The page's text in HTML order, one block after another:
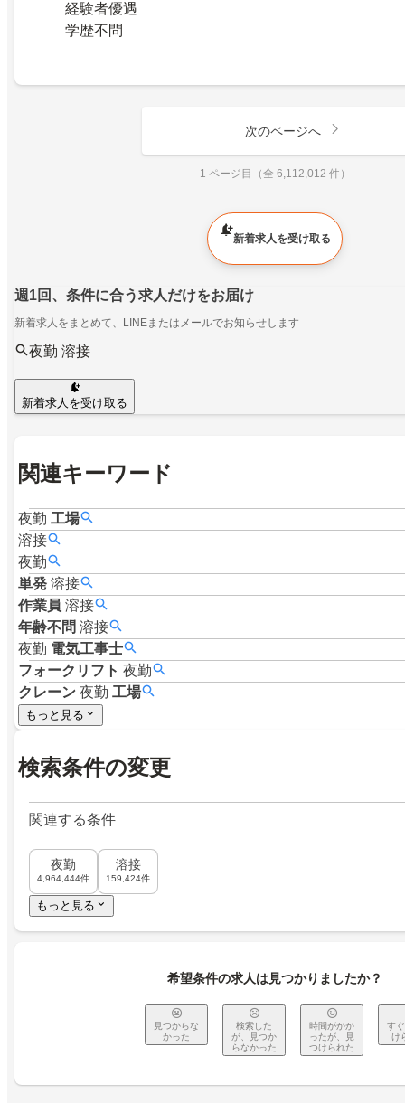
経験者優遇
学歴不問
次のページへ
1 ページ目（全 6,112,012 件）
新着求人を受け取る
週1回、条件に合う求人だけをお届け
新着求人をまとめて、LINEまたはメールでお知らせします
夜勤 溶接
新着求人を受け取る
関連キーワード
夜勤 工場
溶接
夜勤
単発 溶接
作業員 溶接
年齢不問 溶接
夜勤 電気工事士
フォークリフト 夜勤
クレーン 夜勤 工場
もっと見る
検索条件の変更
関連する条件
夜勤
4,964,444件
溶接
159,424件
もっと見る
希望条件の求人は見つかりましたか？
見つからな
かった
検索した
が、見つか
らなかった
時間がかか
ったが、見
つけられた
す
け